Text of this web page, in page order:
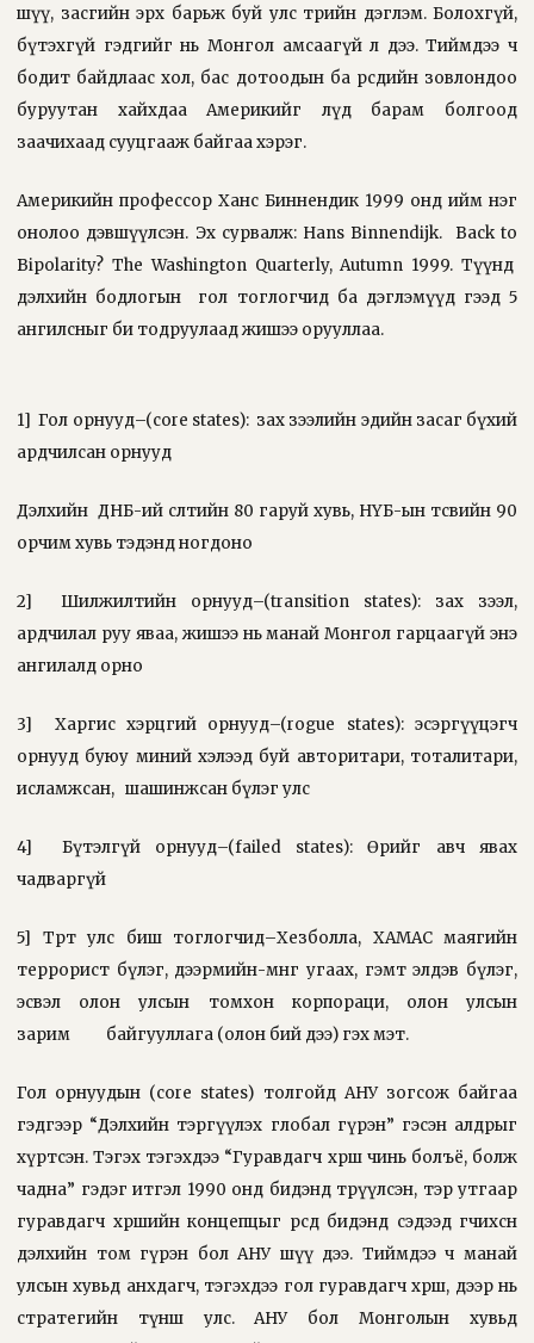
шүү, засгийн эрх барьж буй улс төрийн дэглэм. Болохгүй,
бүтэхгүй гэдгийг нь Монгол амсаагүй л дээ. Тиймдээ ч
бодит байдлаас хол, бас дотоодын ба өөрсдийн зовлондоо
буруутан хайхдаа Америкийг лүд барам болгоод
заачихаад сууцгааж байгаа хэрэг.
Америкийн профессор Ханс Биннендик 1999 онд ийм нэг
онолоо дэвшүүлсэн. Эх сурвалж: Hans Binnendijk.
Back to
Bipolarity? The Washington Quarterly, Autumn 1999. Түүнд
дэлхийн бодлогын
гол тоглогчид ба дэглэмүүд гээд 5
ангилсныг би тодруулаад жишээ орууллаа.
1] Гол орнууд–(core states): зах зээлийн эдийн засаг бүхий
ардчилсан орнууд
Дэлхийн ДНБ-ий өсөлтийн 80 гаруй хувь, НҮБ-ын төсвийн 90
орчим хувь тэдэнд ногдоно
2]
Шилжилтийн орнууд–(transition states): зах зээл,
ардчилал руу яваа, жишээ нь манай Монгол гарцаагүй энэ
ангилалд орно
3]
Харгис хэрцгий орнууд–(rogue states): эсэргүүцэгч
орнууд буюу миний хэлээд буй авторитари, тоталитари,
исламжсан, шашинжсан бүлэг улс
4]
Бүтэлгүй орнууд–(failed states): Өөрийгөө авч явах
чадваргүй
5] Төрт улс биш тоглогчид–Хезболла, ХАМАС маягийн
террорист бүлэг, дээрмийн-мөнгө угаах, гэмт элдэв бүлэг,
эсвэл олон улсын томхон корпораци, олон улсын
зарим
байгууллага (олон бий дээ) гэх мэт.
Гол орнуудын (core states) толгойд АНУ зогсож байгаа
гэдгээр “Дэлхийн тэргүүлэх глобал гүрэн” гэсэн алдрыг
хүртсэн. Тэгэх тэгэхдээ “Гуравдагч хөрш чинь болъё, болж
чадна” гэдэг итгэл 1990 онд бидэнд төрүүлсэн, тэр утгаар
гуравдагч хөршийн концепцыг өөрсдөө бидэнд сэдээд өгчихсөн
дэлхийн том гүрэн бол АНУ шүү дээ. Тиймдээ ч манай
улсын хувьд анхдагч, тэгэхдээ гол гуравдагч хөрш, дээр нь
стратегийн түнш улс. АНУ бол Монголын хувьд